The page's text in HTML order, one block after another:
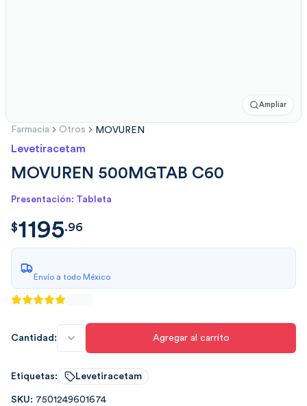
Ampliar
Farmacia Otros MOVUREN
Levetiracetam
MOVUREN 500MGTAB C60
Presentación: Tableta
$1195.9626
$1195.96
Envío a todo México
Cantidad: Agregar al carrito
Etiquetas: Levetiracetam
SKU: 7501249601674